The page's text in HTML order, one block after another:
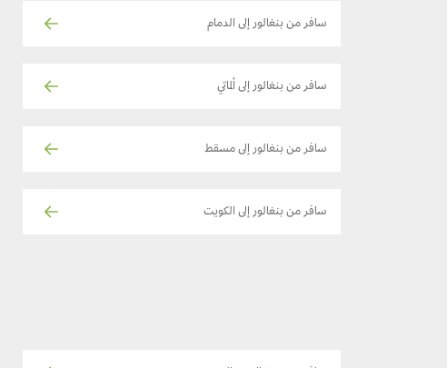
سافر من بنغالور إلى الدمام
سافر من بنغالور إلى ألماتي
سافر من بنغالور إلى مسقط
سافر من بنغالور إلى الكويت